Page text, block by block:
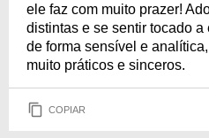
ele faz com muito prazer!
distintas e se sentir tocado
de forma sensível e
muito práticos e sinceros.
COPIAR